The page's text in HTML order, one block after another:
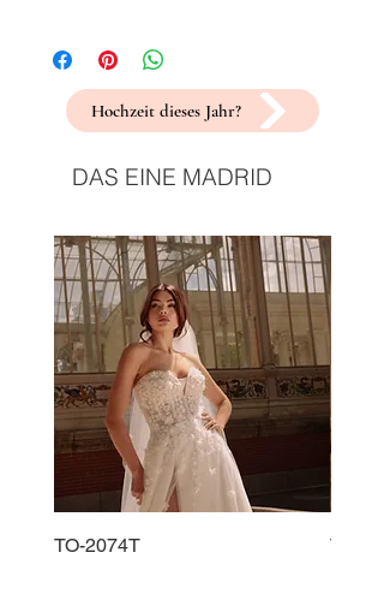
Hochzeit dieses Jahr?
DAS EINE MADRID
TO-2074T TO-